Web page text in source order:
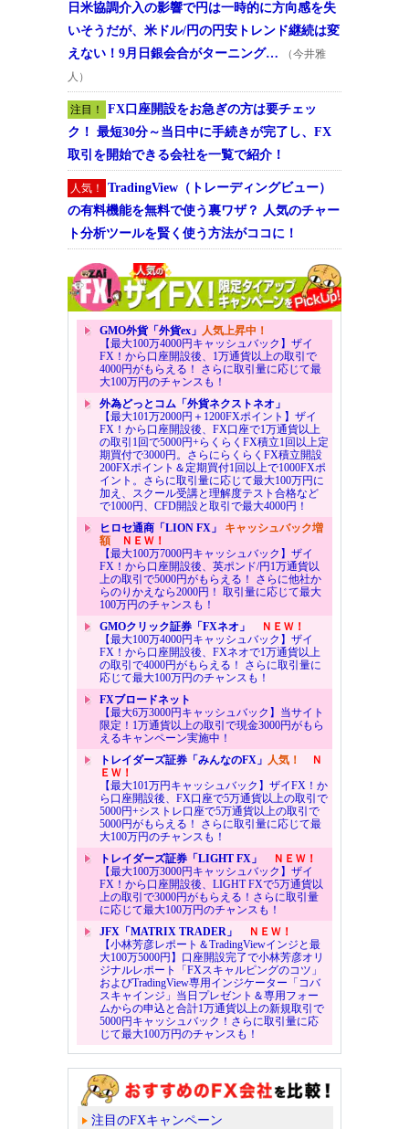
日米協調介入の影響で円は一時的に方向感を失
いそうだが、米ドル/円の円安トレンド継続は変
えない！9月日銀会合がターニング…
（今井雅
人）
注目！
FX口座開設をお急ぎの方は要チェッ
ク！ 最短30分～当日中に手続きが完了し、FX
取引を開始できる会社を一覧で紹介！
人気！
TradingView（トレーディングビュー）
の有料機能を無料で使う裏ワザ？ 人気のチャー
ト分析ツールを賢く使う方法がココに！
GMO外貨「外貨ex」 人気上昇中！
【最大100万4000円キャッシュバック】ザイ
FX！から口座開設後、1万通貨以上の取引で
4000円がもらえる！ さらに取引量に応じて最
大100万円のチャンスも！
外為どっとコム「外貨ネクストネオ」
【最大101万2000円＋1200FXポイント】ザイ
FX！から口座開設後、FX口座で1万通貨以上
の取引1回で5000円+らくらくFX積立1回以上定
期買付で3000円。さらにらくらくFX積立開設
200FXポイント＆定期買付1回以上で1000FXポ
イント。さらに取引量に応じて最大100万円に
加え、スクール受講と理解度テスト合格など
で1000円、CFD開設と取引で最大4000円！
ヒロセ通商「LION FX」 キャッシュバック増
額ＮＥＷ！
【最大100万7000円キャッシュバック】ザイ
FX！から口座開設後、英ポンド/円1万通貨以
上の取引で5000円がもらえる！ さらに他社か
らのりかえなら2000円！ 取引量に応じて最大
100万円のチャンスも！
GMOクリック証券「FXネオ」
ＮＥＷ！
【最大100万4000円キャッシュバック】ザイ
FX！から口座開設後、FXネオで1万通貨以上
の取引で4000円がもらえる！ さらに取引量に
応じて最大100万円のチャンスも！
FXブロードネット
【最大6万3000円キャッシュバック】当サイト
限定！1万通貨以上の取引で現金3000円がもら
えるキャンペーン実施中！
トレイダーズ証券「みんなのFX」 人気！
Ｎ
ＥＷ！
【最大101万円キャッシュバック】ザイFX！か
ら口座開設後、FX口座で5万通貨以上の取引で
5000円+シストレ口座で5万通貨以上の取引で
5000円がもらえる！ さらに取引量に応じて最
大100万円のチャンスも！
トレイダーズ証券「LIGHT FX」
ＮＥＷ！
【最大100万3000円キャッシュバック】ザイ
FX！から口座開設後、LIGHT FXで5万通貨以
上の取引で3000円がもらえる！さらに取引量
に応じて最大100万円のチャンスも！
JFX「MATRIX TRADER」
ＮＥＷ！
【小林芳彦レポート＆TradingViewインジと最
大100万5000円】口座開設完了で小林芳彦オリ
ジナルレポート「FXスキャルピングのコツ」
およびTradingView専用インジケーター「コバ
スキャインジ」当日プレゼント＆専用フォー
ムからの申込と合計1万通貨以上の新規取引で
5000円キャッシュバック！さらに取引量に応
じて最大100万円のチャンスも！
注目のFXキャンペーン